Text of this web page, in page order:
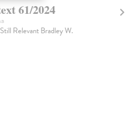
61/2024
Relevant Bradley W.